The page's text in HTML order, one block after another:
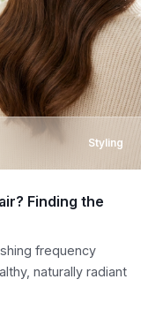
Styling
Finding the
frequency
naturally radiant